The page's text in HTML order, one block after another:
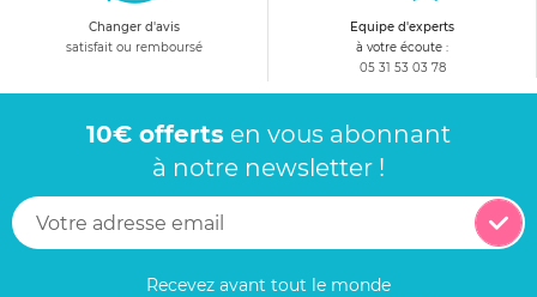
Changer d'avis
satisfait ou remboursé
Equipe d'experts
à votre écoute :
05 31 53 03 78
10€ offerts en vous abonnant
à notre newsletter !
Recevez avant tout le monde